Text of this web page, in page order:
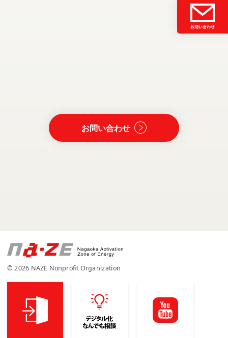
お問い合わせ
© 2026 NAZE Nonprofit Organization